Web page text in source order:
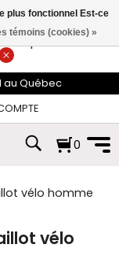
de plus de 74$*.
au Québec
0
vélo homme
vélo
plus fonctionnel Est-ce
témoins (cookies) »